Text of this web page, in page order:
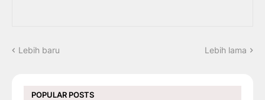
Lebih baru Lebih lama
POPULAR POSTS